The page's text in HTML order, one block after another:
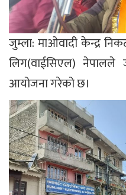
जुम्ला: माओवादी केन्द्र
लिग(वाईसिएल) नेपालले
आयोजना गरेको छ।